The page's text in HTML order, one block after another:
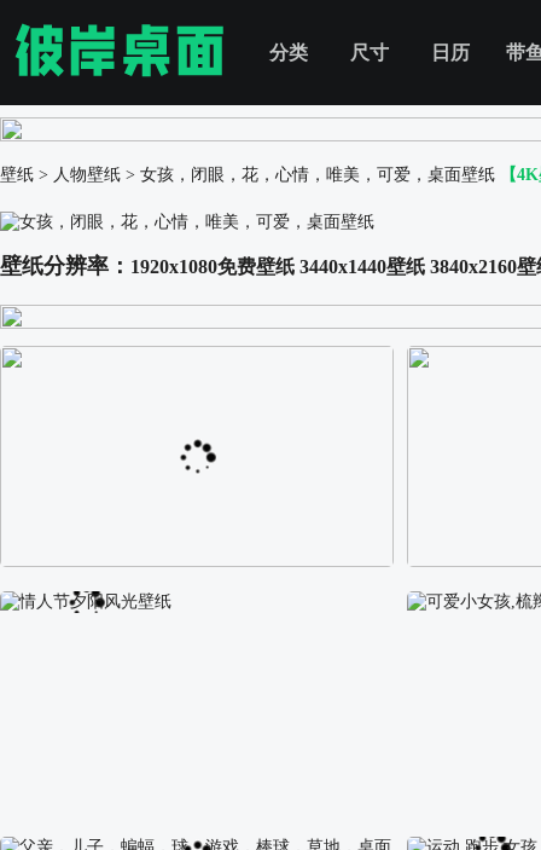
分类 尺寸 日历 带
壁纸 > 人物壁纸 > 女孩，闭眼，花，心情，唯美，可爱，桌面壁纸 【
壁纸分辨率： 1920x1080免费壁纸 3440x1440壁纸 3840x2160壁
阿尔卑斯山区自然风景壁纸 校园长发可爱
情人节夕阳风光壁纸 可爱小女孩,梳